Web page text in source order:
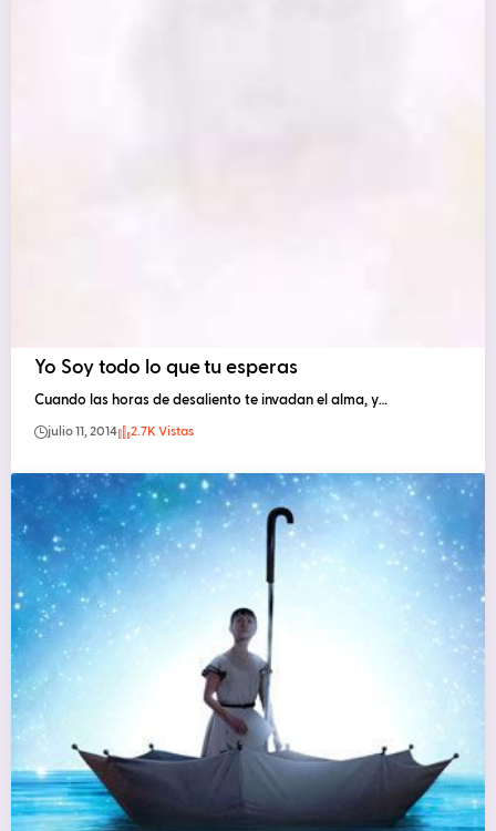
Yo Soy todo lo que tu esperas
Cuando las horas de desaliento te invadan el alma, y…
julio 11, 2014 2.7K Vistas